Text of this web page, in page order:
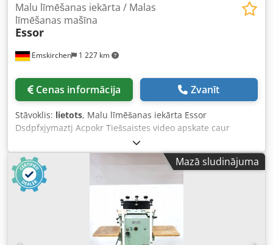
Emskirchen 1 227 km
Malu līmēšanas iekārta / Malas
līmēšanas mašīna
Essor
Cenas informācija Zvanīt
Stāvoklis: lietots, Malu līmēšanas iekārta Essor
Dsdpfxjymaztj Acpokr Tiešsaistes video apskate caur
WhatsApp - MS Zoom - Telegram Noliktavā
Emskirchen/Nirnberga - Pieejams nekavējoties - Var
pārbaudīt
Mazā sludinājuma